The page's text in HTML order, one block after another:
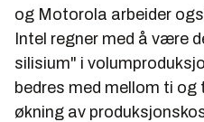
og Motorola arbeider
Intel regner med å være
silisium" i
bedres med mellom ti
økning av